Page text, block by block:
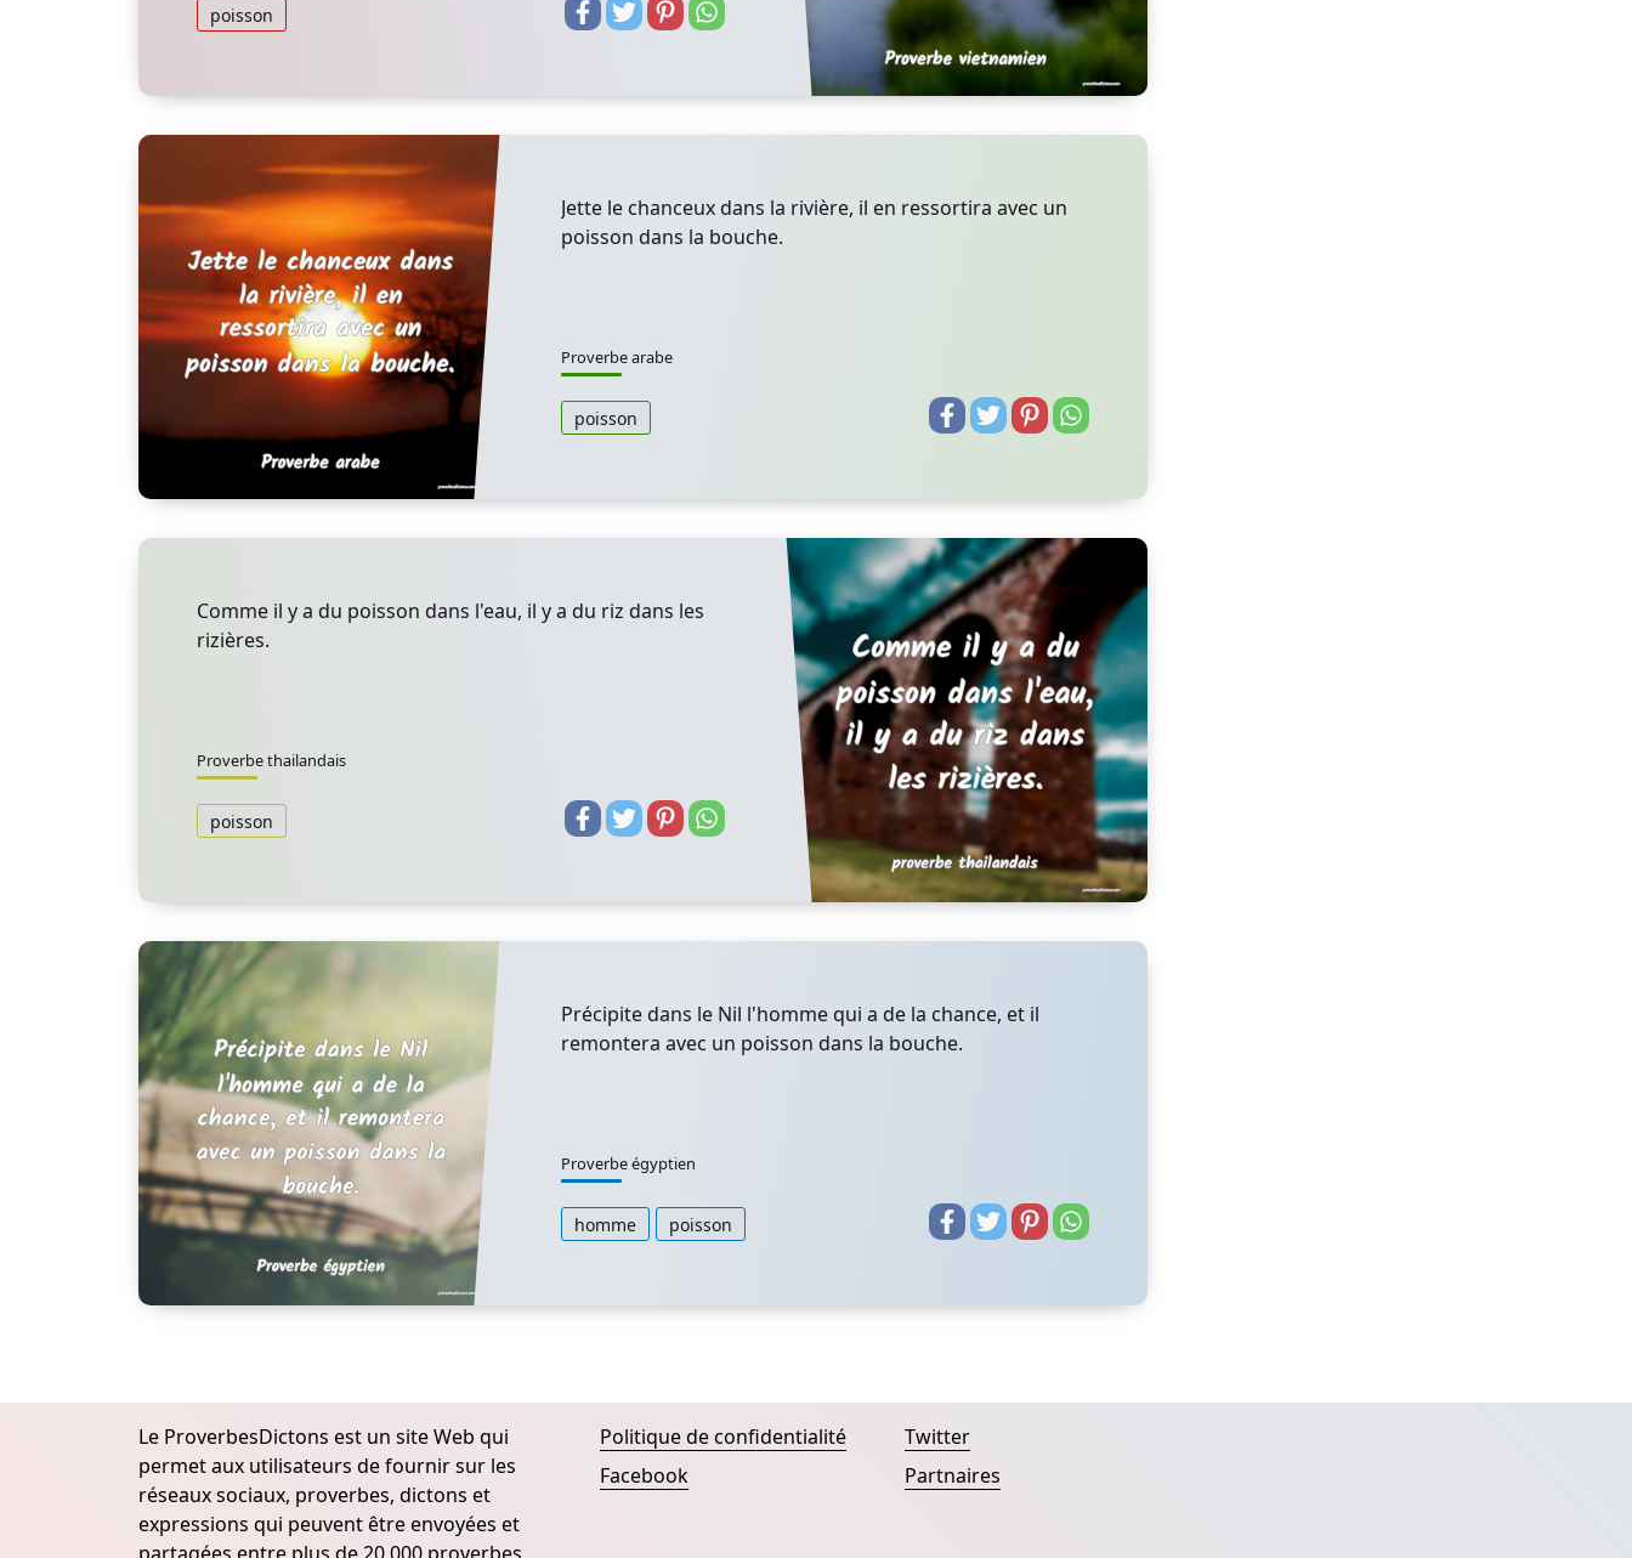
poisson
Jette le chanceux dans la rivière, il en ressortira avec un
poisson dans la bouche.
Proverbe arabe
poisson
Comme il y a du poisson dans l'eau, il y a du riz dans les
rizières.
Proverbe thailandais
poisson
Précipite dans le Nil l'homme qui a de la chance, et il
remontera avec un poisson dans la bouche.
Proverbe égyptien
homme poisson
Le ProverbesDictons est un site Web qui
permet aux utilisateurs de fournir sur les
réseaux sociaux, proverbes, dictons et
expressions qui peuvent être envoyées et
Politique de confidentialité
Facebook
Twitter
Partnaires